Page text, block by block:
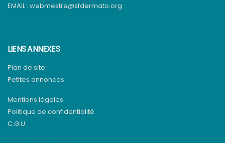
EMAIL : webmestre@sfdermato.org
LIENS ANNEXES
Plan de site
Petites annonces
Mentions légales
Politique de confidentialité
C.G.U.